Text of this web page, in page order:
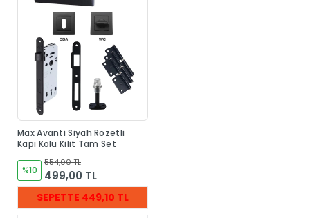
Max Avanti Siyah Rozetli
Kapı Kolu Kilit Tam Set
%10
554,00 TL
499,00 TL
SEPETTE 449,10 TL